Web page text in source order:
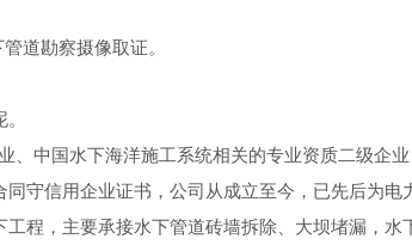
道勘察摄像取证。
中国水下海洋施工系统相关的专业资质二级企
守信用企业证书，公司从成立至今，已先后为电
程，主要承接水下管道砖墙拆除、大坝堵漏，水